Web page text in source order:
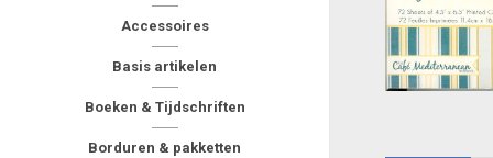
Accessoires
Basis artikelen
Boeken & Tijdschriften
Borduren & pakketten